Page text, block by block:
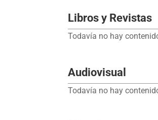
Libros y Revistas
Todavía no hay
Audiovisual
Todavía no hay